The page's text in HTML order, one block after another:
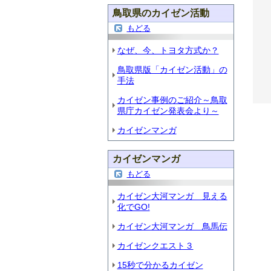
鳥取県のカイゼン活動
もどる
なぜ、今、トヨタ方式か？
鳥取県版「カイゼン活動」の
手法
カイゼン事例のご紹介～鳥取
県庁カイゼン発表会より～
カイゼンマンガ
カイゼンマンガ
もどる
カイゼン大河マンガ 見える
化でGO!
カイゼン大河マンガ 鳥馬伝
カイゼンクエスト３
15秒で分かるカイゼン